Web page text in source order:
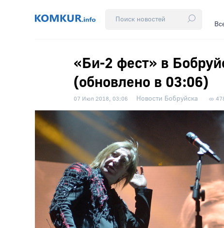
«Би-2 фест» в
(обновлено в 03:06)
07 Июл 2018, 03:06 Новости Бобруйска